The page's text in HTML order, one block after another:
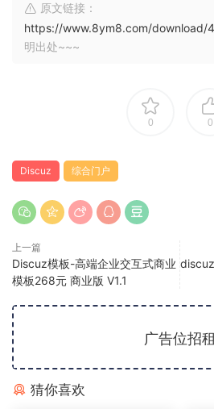
原文链接：
https://www.8ym8.com/download/
明出处~~~
0 0
Discuz 综合门户
上一篇
Discuz模板-高端企业交互式商业
模板268元 商业版 V1.1
广告位招租
猜你喜欢